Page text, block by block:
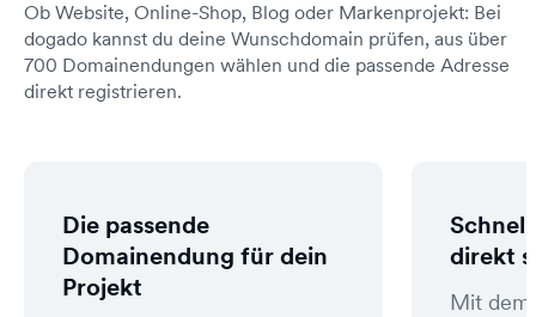
Ob Website, Online-Shop, Blog oder Markenprojekt: Bei
dogado kannst du deine Wunschdomain prüfen, aus über
700 Domainendungen wählen und die passende Adresse
direkt registrieren.
Die passende
Domainendung für dein
Projekt
direkt
Mit dem